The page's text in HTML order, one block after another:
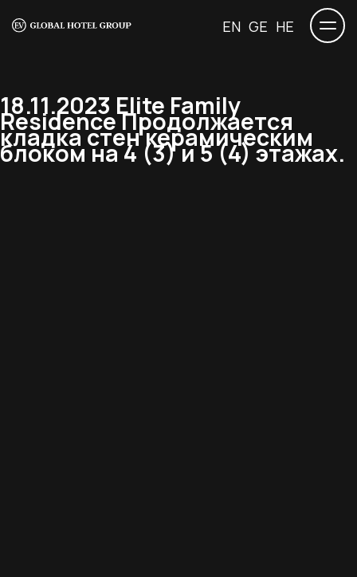
EN GE HE
18.11.2023 Elite Family
Residence Продолжается
кладка стен керамическим
блоком на 4 (3) и 5 (4) этажах.